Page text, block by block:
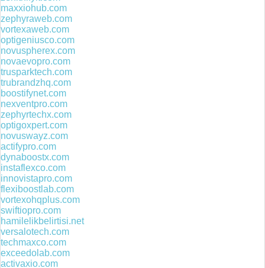
maxxiohub.com
zephyraweb.com
vortexaweb.com
optigeniusco.com
novuspherex.com
novaevopro.com
trusparktech.com
trubrandzhq.com
boostifynet.com
nexventpro.com
zephyrtechx.com
optigoxpert.com
novuswayz.com
actifypro.com
dynaboostx.com
instaflexco.com
innovistapro.com
flexiboostlab.com
vortexohqplus.com
swiftiopro.com
hamilelikbelirtisi.net
versalotech.com
techmaxco.com
exceedolab.com
activaxio.com